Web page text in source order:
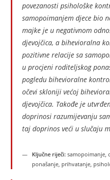
povezanosti psihološke
samopoimanjem djece bio
majke je u negativnom
djevojčica, a bihevioralna
pozitivne relacije sa
u procjeni roditeljskog
pogledu bihevioralne
očevi skloniji većoj
djevojčica. Takođe je
doprinosi razumijevanju
taj doprinos veći u slučaju
Ključne riječi: samopoimanje,
ponašanje, prihvatanje,